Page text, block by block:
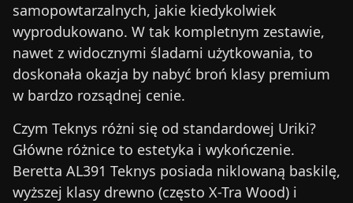
samopowtarzalnych, jakie kiedykolwiek
wyprodukowano. W tak kompletnym zestawie,
nawet z widocznymi śladami użytkowania, to
doskonała okazja by nabyć broń klasy premium
w bardzo rozsądnej cenie.
Czym Teknys różni się od standardowej Uriki?
Główne różnice to estetyka i wykończenie.
Beretta AL391 Teknys posiada niklowaną baskilę,
wyższej klasy drewno (często X-Tra Wood) i